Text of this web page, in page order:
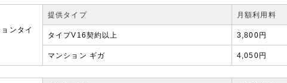
ンタイ
提供タイプ 月額利用料
タイプV16契約以上 3,800円
マンション ギガ 4,050円